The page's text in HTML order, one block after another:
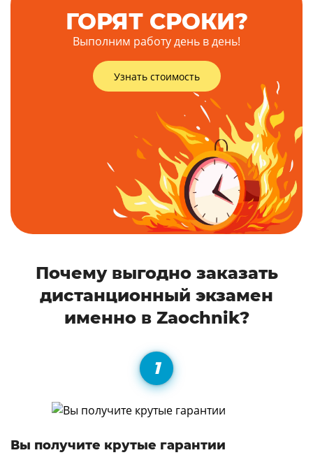
ГОРЯТ СРОКИ?
Выполним работу день в день!
Узнать стоимость
Почему выгодно заказать
дистанционный экзамен
именно в Zaochnik?
Вы получите крутые гарантии